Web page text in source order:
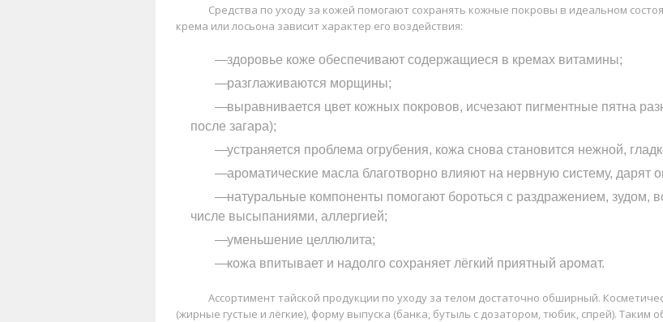
Средства по уходу за кожей помогают сохранять кожные покровы в идеальном
крема или лосьона зависит характер его воздействия:
здоровье коже обеспечивают содержащиеся в кремах витамины;
разглаживаются морщины;
выравнивается цвет кожных покровов, исчезают пигментные пятна
после загара);
устраняется проблема огрубения, кожа снова становится нежной,
ароматические масла благотворно влияют на нервную систему, дарят
натуральные компоненты помогают бороться с раздражением, зудом,
числе высыпаниями, аллергией;
уменьшение целлюлита;
кожа впитывает и надолго сохраняет лёгкий приятный аромат.
Ассортимент тайской продукции по уходу за телом достаточно обширный.
(жирные густые и лёгкие), форму выпуска (банка, бутыль с дозатором, тюбик, спрей). Таким